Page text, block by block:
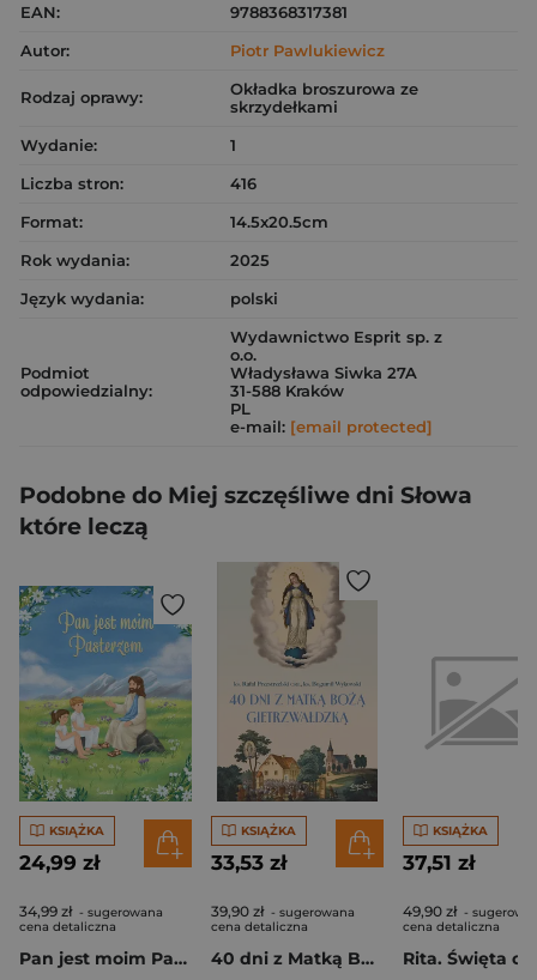
EAN:
9788368317381
Autor:
Piotr Pawlukiewicz
Rodzaj oprawy:
Okładka broszurowa ze
skrzydełkami
Wydanie:
1
Liczba stron:
416
Format:
14.5x20.5cm
Rok wydania:
2025
Język wydania:
polski
Podmiot
odpowiedzialny:
Wydawnictwo Esprit sp. z
o.o.
Władysława Siwka 27A
31-588 Kraków
PL
e-mail: [email protected]
Podobne do Miej szczęśliwe dni Słowa
które leczą
KSIĄŻKA
24,99 zł
34,99 zł - sugerowana
cena detaliczna
Pan jest moim Pasterzem. Pamiątka Pierwszej Komunii Świętej
KSIĄŻKA
33,53 zł
39,90 zł - sugerowana
cena detaliczna
40 dni z Matką Bożą Gietrzwałdzką
KSIĄŻKA
37,51 zł
49,90 zł -
cena detaliczna